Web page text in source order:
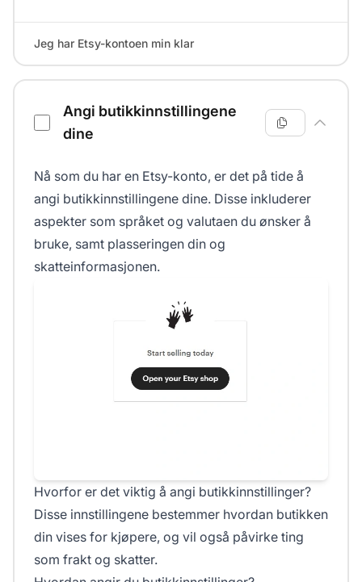
Jeg har Etsy-kontoen min klar
Angi butikkinnstillingene
dine
Nå som du har en Etsy-konto, er det på tide å
angi butikkinnstillingene dine. Disse inkluderer
aspekter som språket og valutaen du ønsker å
bruke, samt plasseringen din og
skatteinformasjonen.
Hvorfor er det viktig å angi butikkinnstillinger?
Disse innstillingene bestemmer hvordan butikken
din vises for kjøpere, og vil også påvirke ting
som frakt og skatter.